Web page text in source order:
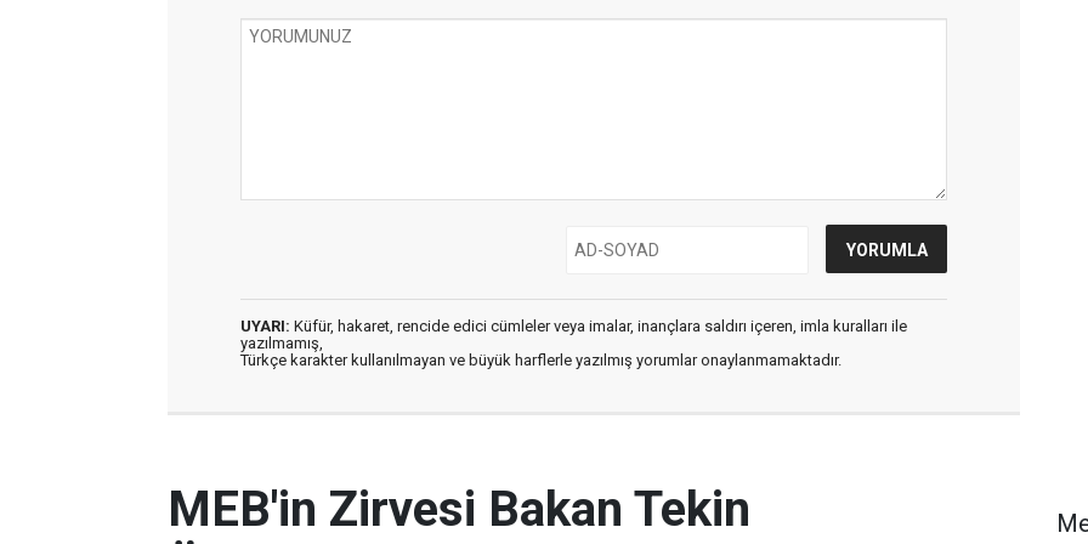
UYARI: Küfür, hakaret, rencide edici cümleler veya imalar, inançlara saldırı içeren, imla kuralları ile
yazılmamış,
Türkçe karakter kullanılmayan ve büyük harflerle yazılmış yorumlar onaylanmamaktadır.
MEB'in Zirvesi Bakan Tekin